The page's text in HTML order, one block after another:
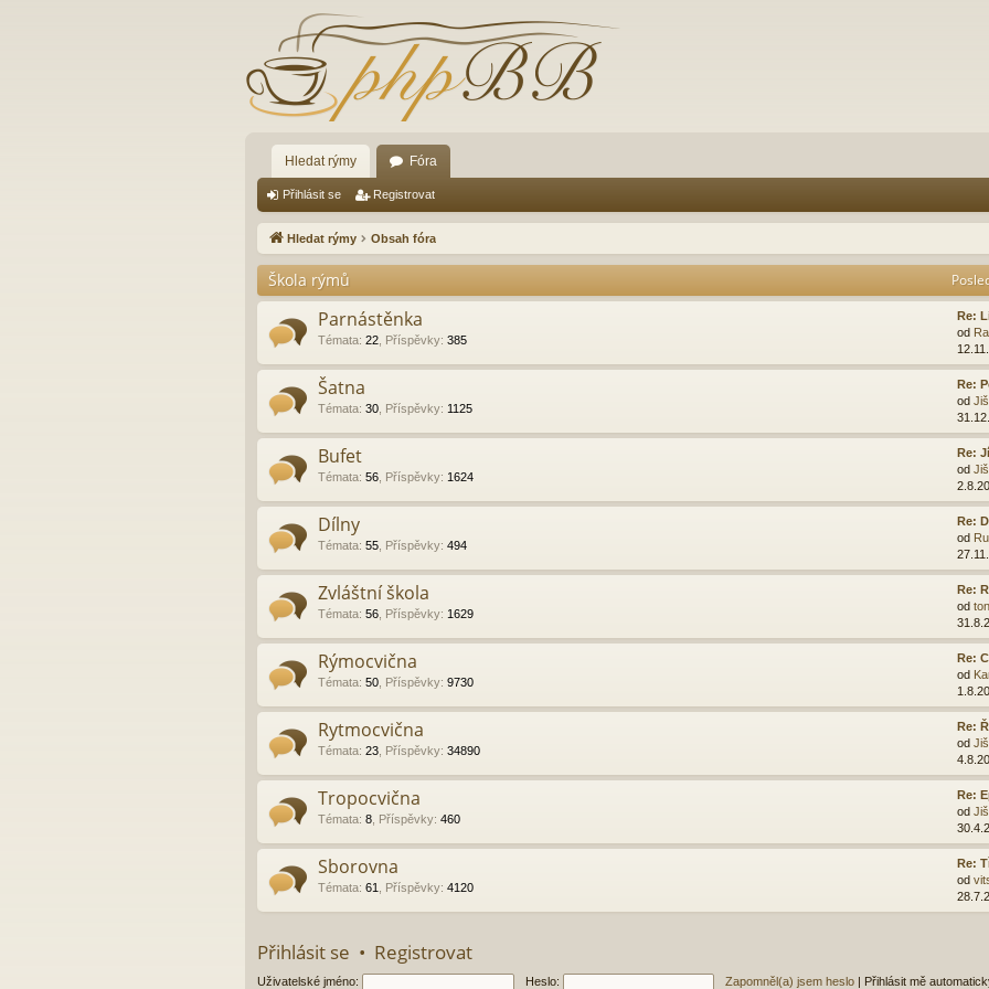
Hledat rýmy Fóra
Přihlásit se Registrovat
Hledat rýmy Obsah fóra
Škola rýmů
Parnástěnka
Témata: 22 Příspěvky: 385
Re:
od
Šatna
Témata: 30 Příspěvky: 1125
Re:
od
Bufet
Témata: 56 Příspěvky: 1624
Re:
od
Dílny
Témata: 55 Příspěvky: 494
Re:
od
Zvláštní škola
Témata: 56 Příspěvky: 1629
Re:
od
Rýmocvična
Témata: 50 Příspěvky: 9730
Re:
od
Rytmocvična
Témata: 23 Příspěvky: 34890
Re:
od
Tropocvična
Témata: 8 Příspěvky: 460
Re:
od
Sborovna
Témata: 61 Příspěvky: 4120
Re:
od
Přihlásit se • Registrovat
Uživatelské jméno: Heslo: Zapomněl(a) jsem heslo Přihlásit mě